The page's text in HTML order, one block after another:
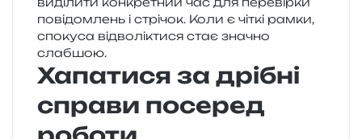
пові­дом­лень і стрі­чок. Коли є чіткі рамки,
спо­ку­са від­во­лі­кти­ся стає зна­чно
слабшою.
Хапатися за дрібні
справи посеред